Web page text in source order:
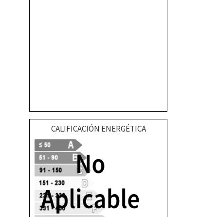
CALIFICACIÓN ENERGÉTICA